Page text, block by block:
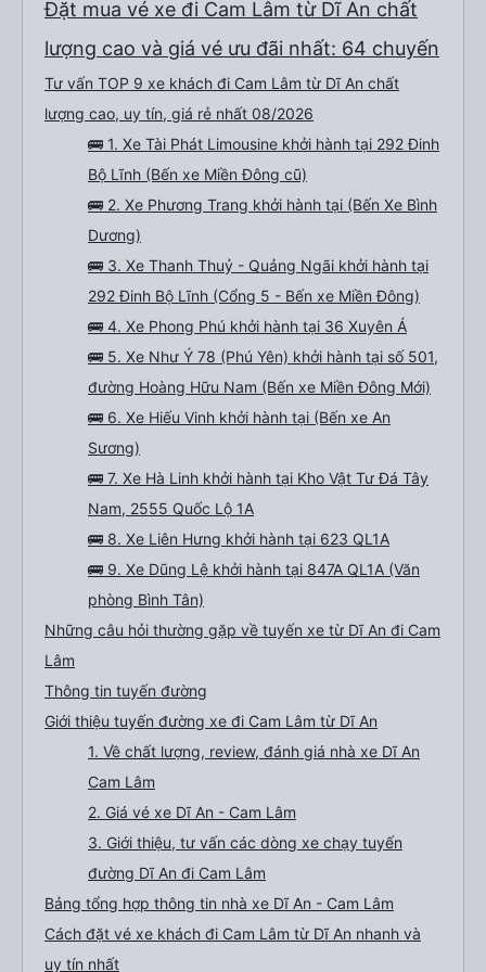
phát khăn ướt cho mình, lần nào dừng đi wc cũng đều có phát khăn ướt nhé
trên xe có sẵn 2 chai nước suối 500ml nữa. Chuyến xe yên lặng, tài xế ko hút
thuốc, ko chửi thề, ko to tiếng là mình thấy tuyệt vời rồi. À xe đến bến xe lúc
Quảng Ngãi nữa, tới bến mấy anh bên nhà xe sẽ hỏi mình về đâu để trung
chuyển á, k thì mình chủ động đăng ký cũng đc. Xe mới, sạch sẽ, thơm tho,
thích lắm. Trên xe còn treo nhiều gấu bông dễ thương lắm 😁
Đặt mua vé xe đi Cam Lâm từ Dĩ An chất
lượng cao và giá vé ưu đãi nhất: 64 chuyến
Tư vấn TOP 9 xe khách đi Cam Lâm từ Dĩ An chất
lượng cao, uy tín, giá rẻ nhất 08/2026
🚌 1. Xe Tài Phát Limousine khởi hành tại 292 Đinh
Bộ Lĩnh (Bến xe Miền Đông cũ)
🚌 2. Xe Phương Trang khởi hành tại (Bến Xe Bình
Dương)
🚌 3. Xe Thanh Thuỷ - Quảng Ngãi khởi hành tại
292 Đinh Bộ Lĩnh (Cổng 5 - Bến xe Miền Đông)
🚌 4. Xe Phong Phú khởi hành tại 36 Xuyên Á
🚌 5. Xe Như Ý 78 (Phú Yên) khởi hành tại số 501,
đường Hoàng Hữu Nam (Bến xe Miền Đông Mới)
🚌 6. Xe Hiếu Vinh khởi hành tại (Bến xe An
Sương)
🚌 7. Xe Hà Linh khởi hành tại Kho Vật Tư Đá Tây
Nam, 2555 Quốc Lộ 1A
🚌 8. Xe Liên Hưng khởi hành tại 623 QL1A
🚌 9. Xe Dũng Lệ khởi hành tại 847A QL1A (Văn
phòng Bình Tân)
Những câu hỏi thường gặp về tuyến xe từ Dĩ An đi Cam
Lâm
Thông tin tuyến đường
Giới thiệu tuyến đường xe đi Cam Lâm từ Dĩ An
1. Về chất lượng, review, đánh giá nhà xe Dĩ An
Cam Lâm
2. Giá vé xe Dĩ An - Cam Lâm
3. Giới thiệu, tư vấn các dòng xe chạy tuyến
đường Dĩ An đi Cam Lâm
Bảng tổng hợp thông tin nhà xe Dĩ An - Cam Lâm
Cách đặt vé xe khách đi Cam Lâm từ Dĩ An nhanh và
uy tín nhất